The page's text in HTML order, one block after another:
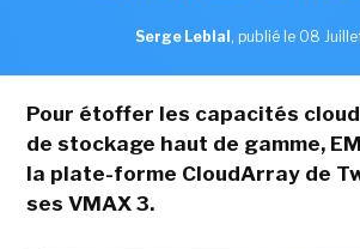
Serge Leblal , publié le 08
Pour étoffer les capacités
de stockage haut de gamme,
la plate-forme CloudArray de
ses VMAX 3.